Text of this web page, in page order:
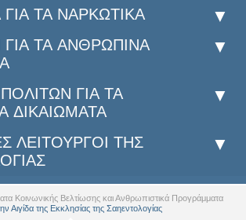
ΤΑ ΝΑΡΚΩΤΙΚΑ
ΤΑ ΑΝΘΡΩΠΙΝΑ
ΓΙΑ ΤΑ
ΔΙΚΑΙΩΜΑΤΑ
ΛΕΙΤΟΥΡΓΟΙ ΤΗΣ
Κοινωνικής Βελτίωσης και Ανθρωπιστικά Προγράμματα
Αιγίδα της Εκκλησίας της Σαηεντολογίας